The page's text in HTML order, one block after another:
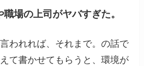
場の上司がヤバすぎた。
われれば、それまで。の話で
て書かせてもらうと、環境が